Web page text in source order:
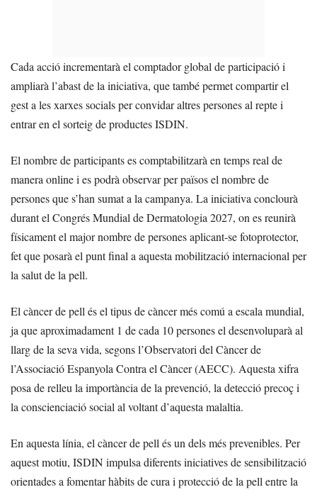
Cada acció incrementarà el comptador global de participació i
ampliarà l’abast de la iniciativa, que també permet compartir el
gest a les xarxes socials per convidar altres persones al repte i
entrar en el sorteig de productes ISDIN.
El nombre de participants es comptabilitzarà en temps real de
manera online i es podrà observar per països el nombre de
persones que s’han sumat a la campanya. La iniciativa conclourà
durant el Congrés Mundial de Dermatologia 2027, on es reunirà
físicament el major nombre de persones aplicant-se fotoprotector,
fet que posarà el punt final a aquesta mobilització internacional per
la salut de la pell.
El càncer de pell és el tipus de càncer més comú a escala mundial,
ja que aproximadament 1 de cada 10 persones el desenvoluparà al
llarg de la seva vida, segons l’Observatori del Càncer de
l’Associació Espanyola Contra el Càncer (AECC). Aquesta xifra
posa de relleu la importància de la prevenció, la detecció precoç i
la conscienciació social al voltant d’aquesta malaltia.
En aquesta línia, el càncer de pell és un dels més prevenibles. Per
aquest motiu, ISDIN impulsa diferents iniciatives de sensibilització
orientades a fomentar hàbits de cura i protecció de la pell entre la